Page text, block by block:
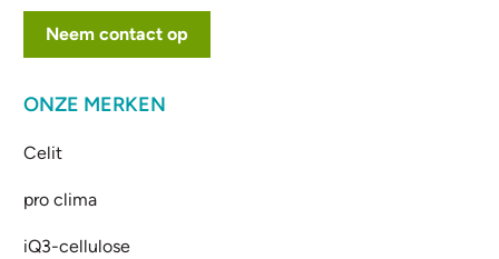
Neem contact op
ONZE MERKEN
Celit
pro clima
iQ3-cellulose